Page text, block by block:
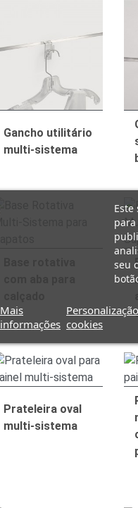
Gancho utilitário
multi-sistema
Prateleira oval
multi-sistema
seu
Mais
informações cookies